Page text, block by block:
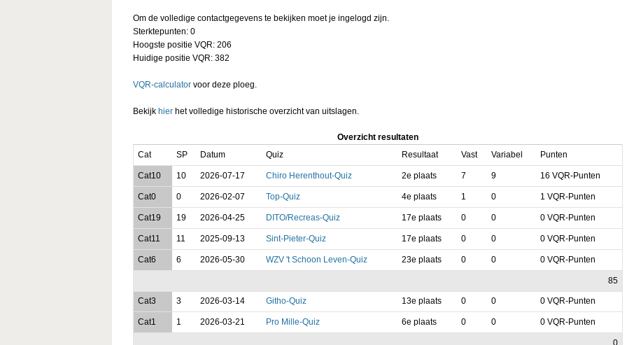
Om de volledige contactgegevens te bekijken moet je ingelogd zijn.
Sterktepunten: 0
Hoogste positie VQR: 206
Huidige positie VQR: 382
VQR-calculator voor deze ploeg.
Bekijk hier het volledige historische overzicht van uitslagen.
Overzicht resultaten
Cat
SP Datum Quiz Resultaat Vast Variabel Punten
Cat10 10 2026-07-17 Chiro Herenthout-Quiz 2e plaats 7 9 16 VQR-Punten
Cat0 0 2026-02-07 Top-Quiz 4e plaats 1 0 1 VQR-Punten
Cat19 19 2026-04-25 DITO/Recreas-Quiz 17e plaats 0 0 0 VQR-Punten
Cat11 11 2025-09-13 Sint-Pieter-Quiz 17e plaats 0 0 0 VQR-Punten
Cat6 6 2026-05-30 WZV 't Schoon Leven-Quiz 23e plaats 0 0 0 VQR-Punten
85
Cat3 3 2026-03-14 Githo-Quiz 13e plaats 0 0 0 VQR-Punten
Cat1 1 2026-03-21 Pro Mille-Quiz 6e plaats 0 0 0 VQR-Punten
0